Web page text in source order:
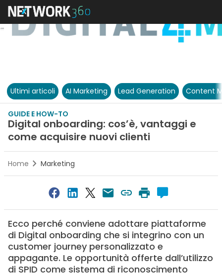
Ultimi articoli AI Marketing Lead Generation Content
GUIDE E HOW-TO
Digital onboarding: cos’è, vantaggi e
come acquisire nuovi clienti
Home Marketing
Ecco perché conviene adottare piattaforme
di Digital onboarding che si integrino con un
customer journey personalizzato e
appagante. Le opportunità offerte dall’utilizzo
di SPID come sistema di riconoscimento